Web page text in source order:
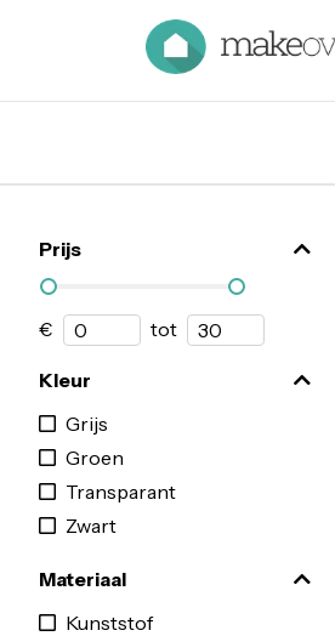
Prijs
€ tot
Kleur
Grijs
Groen
Transparant
Zwart
Materiaal
Kunststof